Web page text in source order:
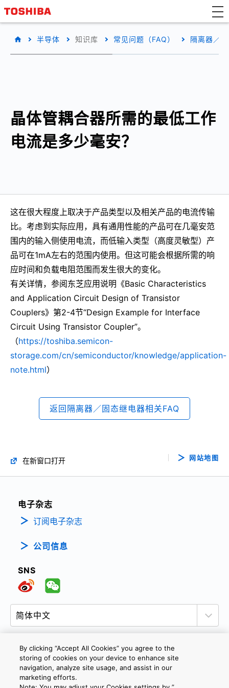
半导体 知识库 常见问题（FAQ） 隔离器／
晶体管耦合器所需的最低工作
电流是多少毫安？
这在很大程度上取决于产品类型以及相关产品的电流传输
比。考虑到实际应用，具有通用性能的产品可在几毫安范
围内的输入侧使用电流，而低输入类型（高度灵敏型）产
品可在1mA左右的范围内使用。但这可能会根据所需的响
应时间和负载电阻范围而发生很大的变化。
有关详情，参阅东芝应用说明《Basic Characteristics
and Application Circuit Design of Transistor
Couplers》第2-4节“Design Example for Interface
Circuit Using Transistor Coupler”。
（https://toshiba.semicon-
storage.com/cn/semiconductor/knowledge/application-
note.html）
返回隔离器／固态继电器相关FAQ
在新窗口打开 网站地图
电子杂志
订阅电子杂志
公司信息
SNS
隐私政策 网站使用条款与条件
Cookie设定
联系我们
By clicking “Accept All Cookies” you agree to the
storing of cookies on your device to enhance site
navigation, analyze site usage, and assist in our
marketing efforts.